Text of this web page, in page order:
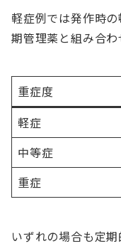
軽症例では発作時
期管理薬と組み合わ
重症度
軽症
中等症
重症
いずれの場合も定